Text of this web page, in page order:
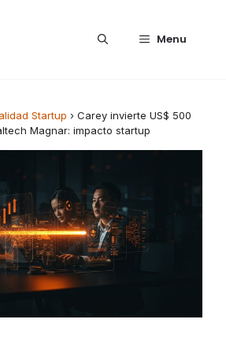
Menu
Startup › Carey invierte US$ 500
Magnar: impacto startup